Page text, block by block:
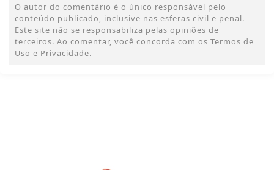
O autor do comentário é o único responsável pelo
conteúdo publicado, inclusive nas esferas civil e penal.
Este site não se responsabiliza pelas opiniões de
terceiros. Ao comentar, você concorda com os Termos de
Uso e Privacidade.